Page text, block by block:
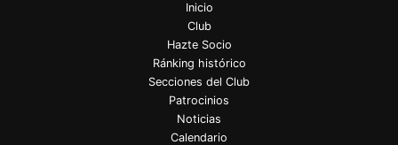
Inicio
Club
Hazte Socio
Ránking histórico
Secciones del Club
Patrocinios
Noticias
Calendario